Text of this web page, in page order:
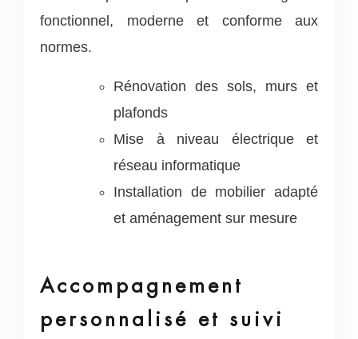
fonctionnel, moderne et conforme aux
normes.
Rénovation des sols, murs et
plafonds
Mise à niveau électrique et
réseau informatique
Installation de mobilier adapté
et aménagement sur mesure
Accompagnement
personnalisé et suivi